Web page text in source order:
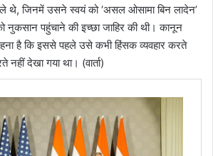
थे, जिनमें उसने स्वयं को ‘असल ओसामा बिन लादेन’
नुकसान पहुंचाने की इच्छा जाहिर की थी। कानून
है कि इससे पहले उसे कभी हिंसक व्यवहार करते
नहीं देखा गया था। (वार्ता)